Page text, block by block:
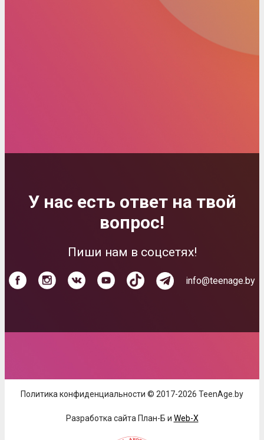
У нас есть ответ на твой
вопрос!
Пиши нам в соцсетях!
info@teenage.by
Политика конфиденциальности © 2017-2026 TeenAge.by
Разработка сайта План-Б и Web-X